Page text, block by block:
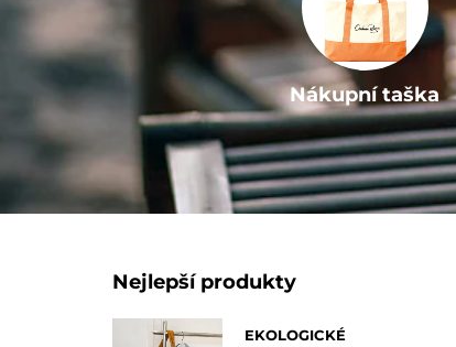
Ostatní Nákupní taška
Nejlepší produkty
EKOLOGICKÉ